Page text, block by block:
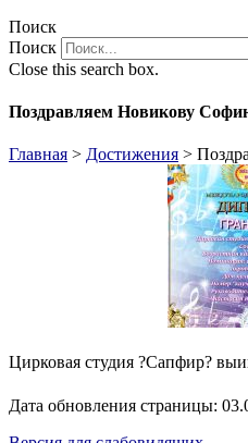
Поиск
Поиск
Close this search box.
Поздравляем Новикову
Главная > Достижения >
Цирковая студия ?Сапфир?
Дата обновления страницы: